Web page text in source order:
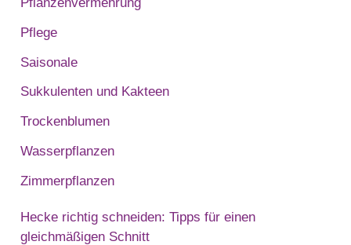
Pflege
Saisonale
Sukkulenten und Kakteen
Trockenblumen
Wasserpflanzen
Zimmerpflanzen
Hecke richtig schneiden: Tipps für einen
gleichmäßigen Schnitt